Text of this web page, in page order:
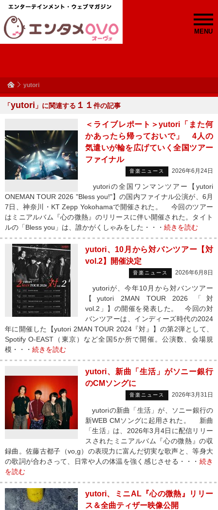
MENU
yutori
「yutori 」に関連する １１ 件の記事
＜ライブレポート＞yutori「また何
かあったら帰っておいで」 4人の
気遣いが輪を広げていく全国ツアー
ファイナル
音楽ニュース 2026年6月24日
yutoriの全国ワンマンツアー【yutori
ONEMAN TOUR 2026 "Bless you!"】の国内ファイナル公演が、6月
7日、神奈川・KT Zepp Yokohamaで開催された。 今回のツアー
はミニアルバム『心の微熱』のリリースに伴い開催された。タイト
ルの「Bless you」は、誰かがくしゃみをした・・・ 続きを読む
yutori、10月から対バンツアー【対
vol.2】開催決定
音楽ニュース 2026年6月8日
yutoriが、今年10月から対バンツアー
【yutori 2MAN TOUR 2026 「対
vol.2」】の開催を発表した。 今回の対
バンツアーは、インディーズ時代の2024
年に開催した【yutori 2MAN TOUR 2024『対』】の第2弾として、
Spotify O-EAST（東京）など全国5か所で開催。公演数、会場規
模・・・ 続きを読む
yutori、新曲「生活」がソニー銀行
のCMソングに
音楽ニュース 2026年3月31日
yutoriの新曲「生活」が、ソニー銀行の
新WEB CMソングに起用された。 新曲
「生活」は、2026年3月4日に配信リリー
スされたミニアルバム『心の微熱』の収
録曲。佐藤古都子（vo,g）の表現力に富んだ切実な歌声と、等身大
の歌詞が合わさって、日常や人の体温を強く感じさせる・・・ 続き
を読む
yutori、ミニAL『心の微熱』リリー
ス＆全曲ティザー映像公開